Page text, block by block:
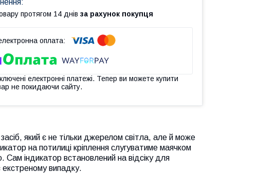
протягом 14 днів за рахунок покупця
електронні платежі. Тепер ви можете купити
не покидаючи сайту.
який є не тільки джерелом світла, але й може
на потилиці кріплення слугуватиме маячком
індикатор встановлений на відсіку для
екстреному випадку.